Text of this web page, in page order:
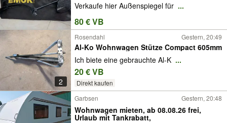
Verkaufe hier Außenspiegel für ...
80 € VB
2
Rosendahl Gestern, 20:49
Al-Ko Wohnwagen Stütze Compact 605mm
Ich biete eine gebrauchte Al-K ...
20 € VB
Direkt kaufen
Garbsen Gestern, 20:48
Wohnwagen mieten, ab 08.08.26 frei,
Urlaub mit Tankrabatt,